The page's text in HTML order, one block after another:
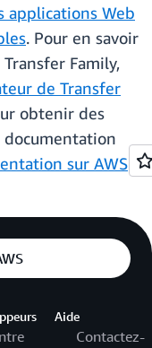
applications Web
. Pour en savoir
Family,
de Transfer
obtenir des
sur AWS
Aide
Contactez-